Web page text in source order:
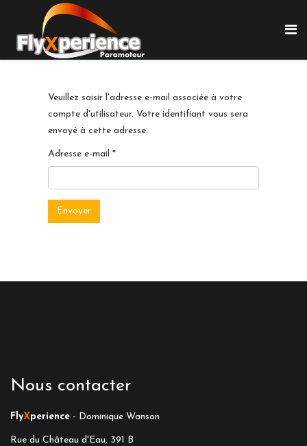
Veuillez saisir l'adresse e-mail associée à votre
compte d'utilisateur. Votre identifiant vous sera
envoyé à cette adresse.
Adresse e-mail *
Envoyer
Nous contacter
FlyXperience - Dominique Wanson
Rue du Château d'Eau, 391 B